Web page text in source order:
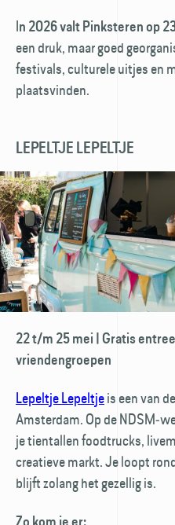
In 2026 valt Pinksteren op
een druk, maar goed
festivals, culturele uitjes en
plaatsvinden.
LEPELTJE LEPELTJE
22 t/m 25 mei | Gratis
vriendengroepen
Lepeltje Lepeltjeis een van
Amsterdam. Op de
je tientallen foodtrucks,
creatieve markt. Je loopt
blijft zolang het gezellig is.
Zo kom je er: